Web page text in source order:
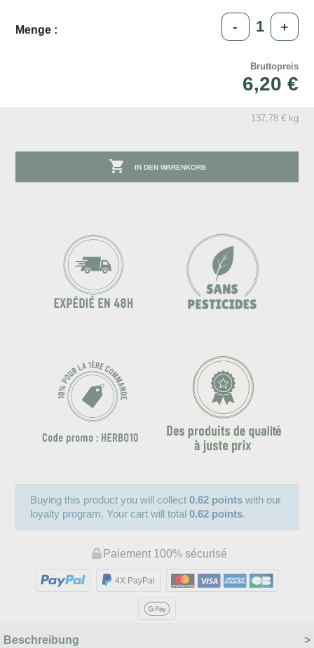
Menge : - +
Bruttopreis
6,20 €
137,78 € kg
 IN DEN WARENKORB
Buying this product you will collect0.62 points with our
loyalty program. Your cart will total0.62 points.
Paiement 100% sécurisé
4X PayPal
Beschreibung